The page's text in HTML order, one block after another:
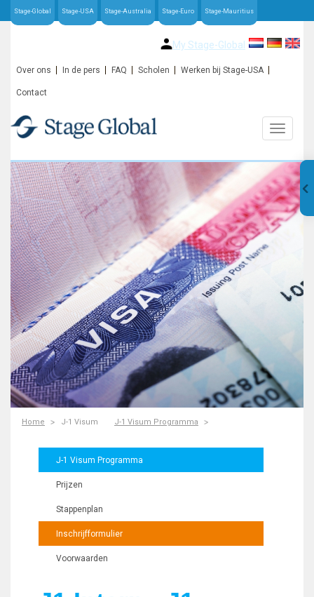
Stage-Global Stage-USA Stage-Australia Stage-Euro Stage-Mauritius
My Stage-Global
Over ons In de pers FAQ Scholen Werken bij Stage-USA
Contact
Home J-1 Visum J-1 Visum Programma
J-1 Visum Programma
Prijzen
Stappenplan
Inschrijfformulier
Voorwaarden